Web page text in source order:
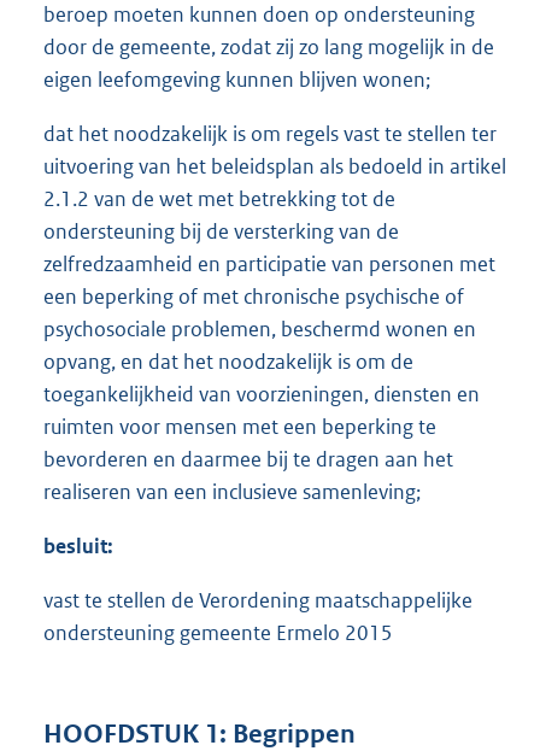
beroep moeten kunnen doen op ondersteuning
door de gemeente, zodat zij zo lang mogelijk in de
eigen leefomgeving kunnen blijven wonen;
dat het noodzakelijk is om regels vast te stellen ter
uitvoering van het beleidsplan als bedoeld in artikel
2.1.2 van de wet met betrekking tot de
ondersteuning bij de versterking van de
zelfredzaamheid en participatie van personen met
een beperking of met chronische psychische of
psychosociale problemen, beschermd wonen en
opvang, en dat het noodzakelijk is om de
toegankelijkheid van voorzieningen, diensten en
ruimten voor mensen met een beperking te
bevorderen en daarmee bij te dragen aan het
realiseren van een inclusieve samenleving;
besluit:
vast te stellen de Verordening maatschappelijke
ondersteuning gemeente Ermelo 2015
HOOFDSTUK 1: Begrippen